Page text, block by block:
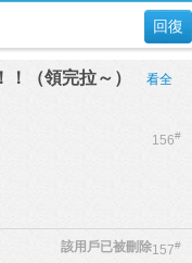
回復
！（領完拉～）
看全
156#
157#
該用戶已被刪除